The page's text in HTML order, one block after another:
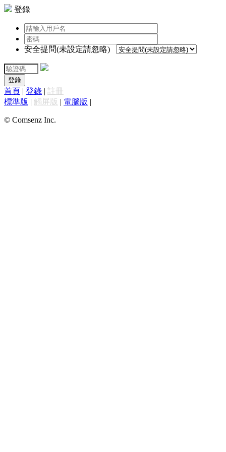
登錄
安全提問(未設定請忽略)
登錄
首頁 | 登錄 | 註冊
標準版 | 觸屏版 | 電腦版 |
© Comsenz Inc.